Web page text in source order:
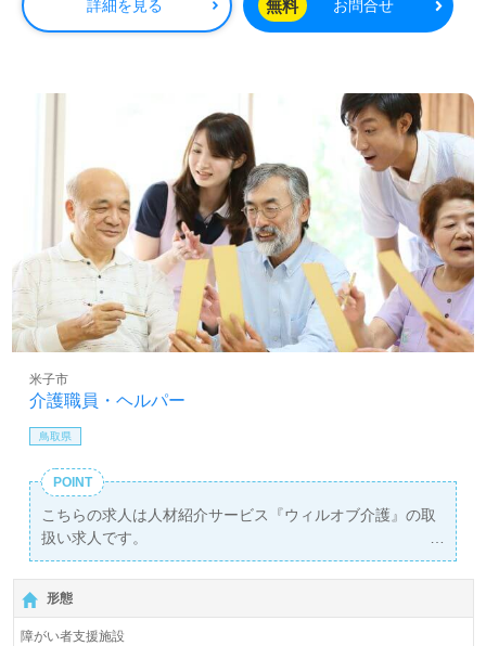
詳細を見る 無料 お問合せ
介護職員・ヘルパー
米子市
鳥取県
POINT
こちらの求人は人材紹介サービス『ウィルオブ介護』の取
扱い求人です。
詳細に関してお気軽にご相談ください♪
【無料】で皆さんの転職活動をサポートいたします。
形態
障がい者支援施設